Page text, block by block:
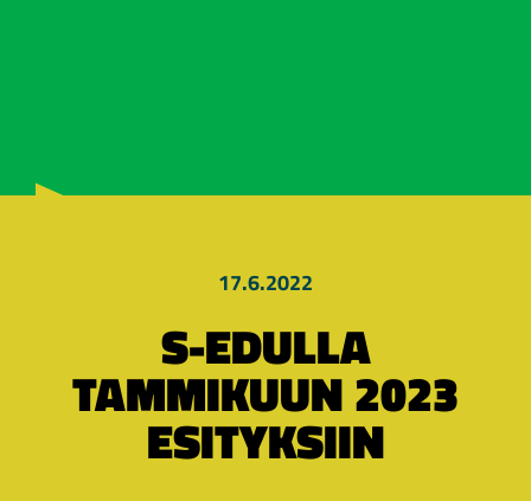
17.6.2022
S-EDULLA
TAMMIKUUN 2023
ESITYKSIIN